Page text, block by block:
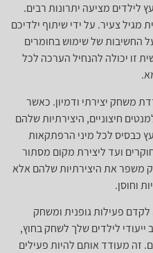
לילדים מציעה יתרונות רבים.
צעיר. על ידי שיתוף ילדיכם
החשיבות של שימוש בחומרים
זו יכולה להנחיל הערכה לכל
משחק יצירתי ודמיון. כאשר
חיצוניים, היצירתיות שלהם
כבסיס לכל מיני הרפתקאות
ועד ליצירת מקום מסתור
משפר את היצירתיות שלהם אלא
וחוסן.
פעילות גופנית ומשחק
לילדים שלך לשחק בחוץ,
זה מעודד אותם להיות פעילים